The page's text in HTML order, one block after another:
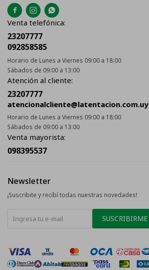
  
Venta telefónica:
23207777
092858585
Horario de Lunes a Viernes 09:00 a 18:00
Sábados de 09:00 a 13:00
Atención al cliente:
23207777
atencionalcliente@latentacion.com.uy
Horario de Lunes a Viernes 09:00 a 18:00
Sábados de 09:00 a 13:00
Venta mayorista:
098395537
Newsletter
¡Suscribite y recibí todas nuestras novedades!
SUSCRIBIRME